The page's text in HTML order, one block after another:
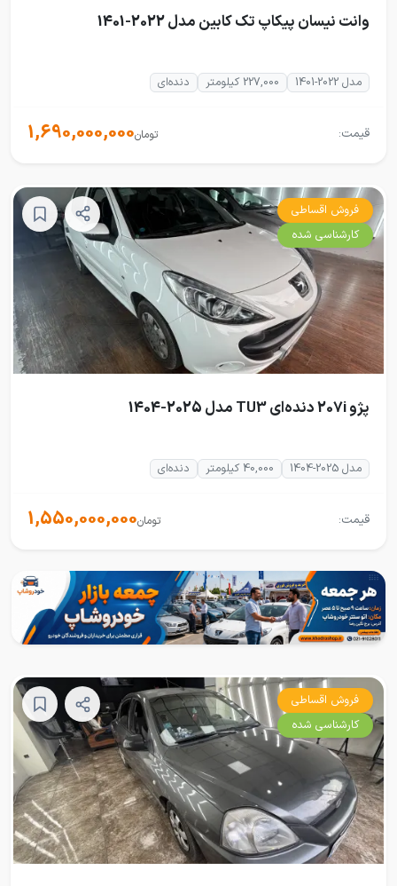
وانت نیسان پیکاپ تک کابین مدل 2022-1401
مدل 2022-1401 227,000 کیلومتر دنده‌ای
قیمت: 1,690,000,000تومان
فروش اقساطی
کارشناسی شده
پژو 207i دنده‌ای TU3 مدل 2025-1404
مدل 2025-1404 40,000 کیلومتر دنده‌ای
قیمت: 1,550,000,000تومان
فروش اقساطی
کارشناسی شده